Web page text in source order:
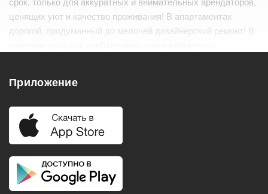
ценящих уют и качество проживания! В апартаментах
дорогой, продуманный до мелочей дизайнерский ремонт! В
Удобства
Балкон
Телевизор
Приложение